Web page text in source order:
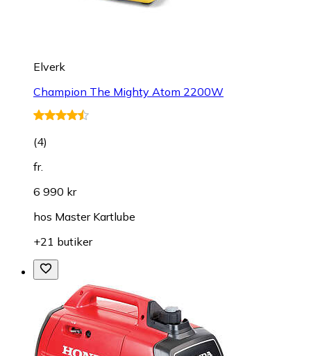
Elverk
Champion The Mighty Atom 2200W
(4)
fr.
6 990 kr
hos Master Kartlube
+21 butiker